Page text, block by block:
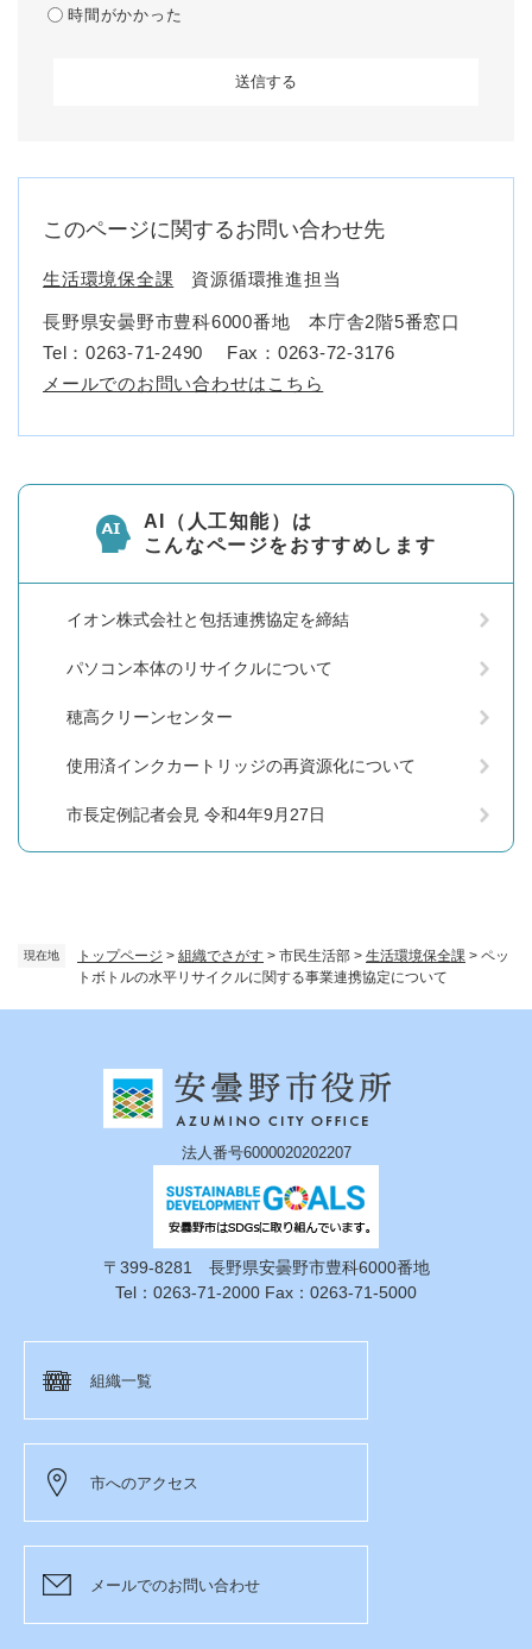
現在地 トップページ > 組織でさがす > 市民生活部 > 生活環境保全課 > ペッ
トボトルの水平リサイクルに関する事業連携協定について
時間がかかった
このページに関するお問い合わせ先
生活環境保全課 資源循環推進担当
長野県安曇野市豊科6000番地 本庁舎2階5番窓口
Tel：0263-71-2490
Fax：0263-72-3176
メールでのお問い合わせはこちら
AI（人工知能）は
こんなページをおすすめします
イオン株式会社と包括連携協定を締結
パソコン本体のリサイクルについて
穂高クリーンセンター
使用済インクカートリッジの再資源化について
市長定例記者会見 令和4年9月27日
法人番号6000020202207
〒399-8281 長野県安曇野市豊科6000番地
Tel：0263-71-2000 Fax：0263-71-5000
組織一覧
市へのアクセス
メールでのお問い合わせ